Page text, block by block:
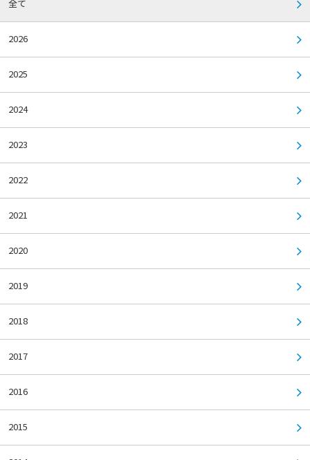
全て
2026
2025
2024
2023
2022
2021
2020
2019
2018
2017
2016
2015